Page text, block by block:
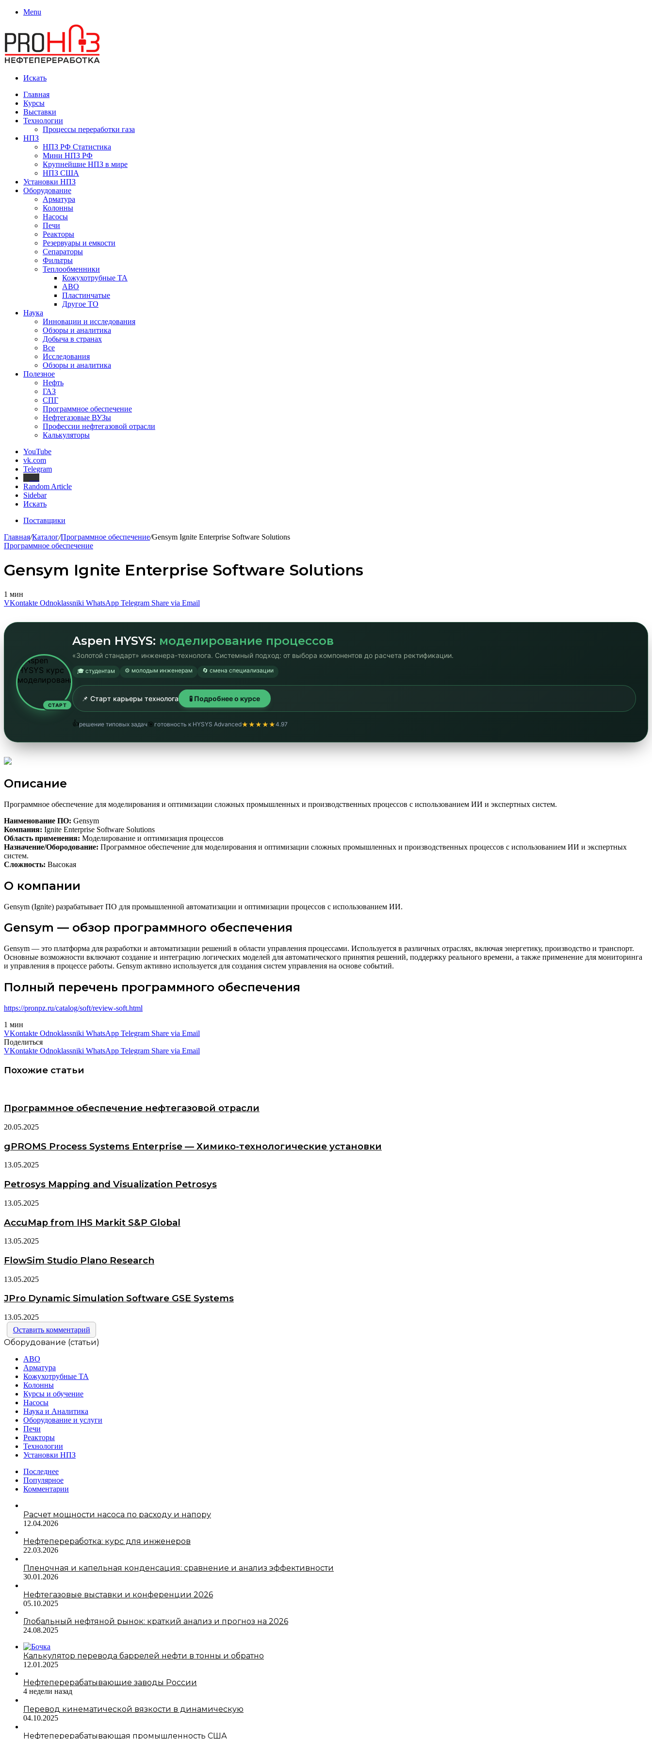
Menu
Искать
Главная
Курсы
Выставки
Технологии
Процессы переработки газа
НПЗ
НПЗ РФ Статистика
Мини НПЗ РФ
Крупнейшие НПЗ в мире
НПЗ США
Установки НПЗ
Оборудование
Арматура
Колонны
Насосы
Печи
Реакторы
Резервуары и емкости
Сепараторы
Фильтры
Теплообменники
Кожухотрубные ТА
АВО
Пластинчатые
Другое ТО
Наука
Инновации и исследования
Обзоры и аналитика
Добыча в странах
Все
Исследования
Обзоры и аналитика
Полезное
Нефть
ГАЗ
СПГ
Программное обеспечение
Нефтегазовые ВУЗы
Профессии нефтегазовой отрасли
Калькуляторы
YouTube
vk.com
Telegram
Random Article
Sidebar
Искать
Поставщики
Главная/Каталог/Программное обеспечение/Gensym Ignite Enterprise Software Solutions
Программное обеспечение
Gensym Ignite Enterprise Software Solutions
1 мин
VKontakte Odnoklassniki WhatsApp Telegram Share via Email
СТАРТ
Aspen HYSYS: моделирование процессов
«Золотой стандарт» инженера-технолога. Системный подход: от выбора компонентов до расчета ректификации.
🎓 студентам ⚙️ молодым инженерам 🔄 смена специализации
📌 Старт карьеры технолога 🧪 Подробнее о курсе
👍решение типовых задач 🎯 готовность к HYSYS Advanced★★★★★4.97
Описание
Программное обеспечение для моделирования и оптимизации сложных промышленных и производственных процессов с использованием ИИ и экспертных систем.
Наименование ПО: Gensym
Компания: Ignite Enterprise Software Solutions
Область применения: Моделирование и оптимизация процессов
Назначение/Обородование: Программное обеспечение для моделирования и оптимизации сложных промышленных и производственных процессов с использованием ИИ и экспертных
систем.
Сложность: Высокая
О компании
Gensym (Ignite) разрабатывает ПО для промышленной автоматизации и оптимизации процессов с использованием ИИ.
Gensym — обзор программного обеспечения
Gensym — это платформа для разработки и автоматизации решений в области управления процессами. Используется в различных отраслях, включая энергетику, производство и транспорт.
Основные возможности включают создание и интеграцию логических моделей для автоматического принятия решений, поддержку реального времени, а также применение для мониторинга
и управления в процессе работы. Gensym активно используется для создания систем управления на основе событий.
Полный перечень программного обеспечения
https://pronpz.ru/catalog/soft/review-soft.html
1 мин
VKontakte Odnoklassniki WhatsApp Telegram Share via Email
Поделиться
VKontakte Odnoklassniki WhatsApp Telegram Share via Email
Похожие статьи
Программное обеспечение нефтегазовой отрасли
20.05.2025
gPROMS Process Systems Enterprise — Химико-технологические установки
13.05.2025
Petrosys Mapping and Visualization Petrosys
13.05.2025
AccuMap from IHS Markit S&P Global
13.05.2025
FlowSim Studio Plano Research
13.05.2025
JPro Dynamic Simulation Software GSE Systems
13.05.2025
Оставить комментарий
Оборудование (статьи)
АВО
Арматура
Кожухотрубные ТА
Колонны
Курсы и обучение
Насосы
Наука и Аналитика
Оборудование и услуги
Печи
Реакторы
Технологии
Установки НПЗ
Последнее
Популярное
Комментарии
Расчет мощности насоса по расходу и напору
12.04.2026
Нефтепереработка: курс для инженеров
22.03.2026
Пленочная и капельная конденсация: сравнение и анализ эффективности
30.01.2026
Нефтегазовые выставки и конференции 2026
05.10.2025
Глобальный нефтяной рынок: краткий анализ и прогноз на 2026
24.08.2025
Калькулятор перевода баррелей нефти в тонны и обратно
12.01.2025
Нефтеперерабатывающие заводы России
4 недели назад
Перевод кинематической вязкости в динамическую
04.10.2025
Нефтеперерабатывающая промышленность США